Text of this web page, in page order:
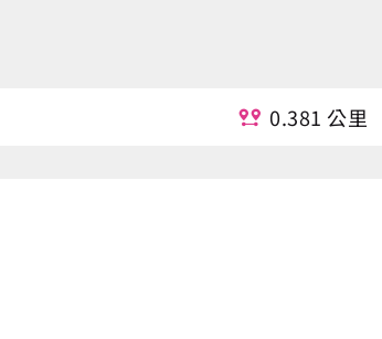
0.381 公里